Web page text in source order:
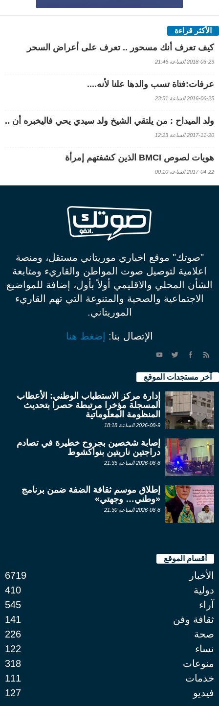
الأكثر قراءة
كيف تعرف أنك مسحور .. تعرف على أعراض السحر
2018-03-23 الساعة 21:46
عرفات:فتاة تسب والدها علنا لأنه....
2016-06-25 الساعة 23:51
ولد الميداح : من يلتقي الشيخ ولد سيدي يحي فاليخبره أن ..
2017-11-20 الساعة 12:23
هويات لصوص BMCI الذين كشفتهم إمرأة
2017-04-22 الساعة 00:10
"صوتك" موقع اخباري موريتاني مستقل، ومنصة
اعلامية لتوصيل صوت المواطن والقاريء ومتابعة
الشأن المحلي والاقليمي أولاً بأول، إضافة للمواضيع
الاجتماعية والصحية والمتنوعة التي تهم القاريء
الموريتاني.
الإتصال بنا: إضغط هنا
آخر مستجدات الموقع
إدارة مركز الاستطباب الوطني: الأعطاب
المسجلة مؤخرا مرتبطة حصرا بتحديث
المنظومة المعلوماتية
2026-08-9 الساعة 18:18
إصابة شخصين بجروح خطيرة في تصادم
دراجتين ناريتين بنواكشوط
2026-08-8 الساعة 21:35
إطلاق موسم ثقافة الضفة ضمن برنامج
«وطني… وجهتي»
2026-08-8 الساعة 21:30
أقسام الموقع
الأخبار
6719
دولية
410
آراء
545
ثقافة وفن
141
صحة
226
نساء
122
منوعات
318
خدمات
111
فيديو
127